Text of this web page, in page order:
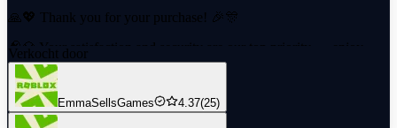
🙏💖 Thank you for your purchase! 🎉🎊
🧠💎 Your satisfaction and security are our top priority — enjoy
your item! 😄🎁
Our dedicated team ensures every transaction is handled with care,
so you can receive your item quickly and confidently.
Verkocht door
EmmaSellsGames 4.37(25)